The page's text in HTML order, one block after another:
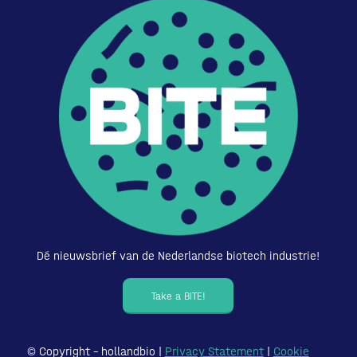
Dé nieuwsbrief van de Nederlandse biotech industrie!
Take a BITE!
© Copyright – hollandbio | Privacy Statement| Cookie